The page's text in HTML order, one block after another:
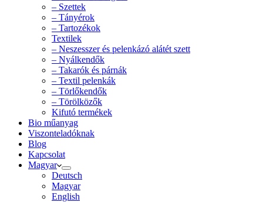
– Szettek
– Tányérok
– Tartozékok
Textilek
– Neszesszer és pelenkázó alátét szett
– Nyálkendők
– Takarók és párnák
– Textil pelenkák
– Törlőkendők
– Törölközők
Kifutó termékek
Bio műanyag
Viszonteladóknak
Blog
Kapcsolat
Magyar
Deutsch
Magyar
English